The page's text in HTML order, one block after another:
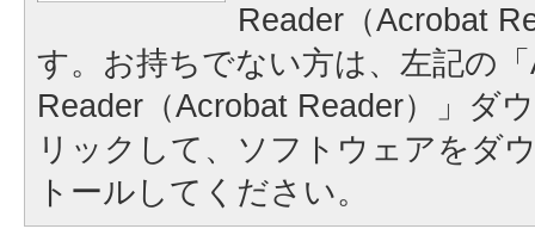
Reader（Acrobat
す。お持ちでない方は、左記の
Reader（Acrobat Reader）」ダ
リックして、ソフトウェアをダ
トールしてください。